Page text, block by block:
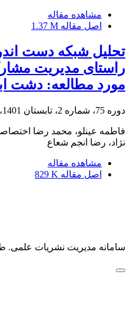
مشاهده مقاله
اصل مقاله 1.37 M
تحلیل شبکه دست
راستای مدیریت
مورد مطالعه: دشت
دوره 75، شماره 2، تابستان 1401، صفحه
فاطمه عینلو، محمد رضا
نژاد، رضا انجم شعاع
مشاهده مقاله
اصل مقاله 829 K
سامانه مدیریت نشریات علمی.